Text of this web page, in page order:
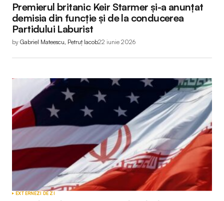
Premierul britanic Keir Starmer și-a anunțat
demisia din funcție și de la conducerea
Partidului Laburist
by Gabriel Mateescu, Petruț Iacob22 iunie 2026
EXTERNEZI DE ZI